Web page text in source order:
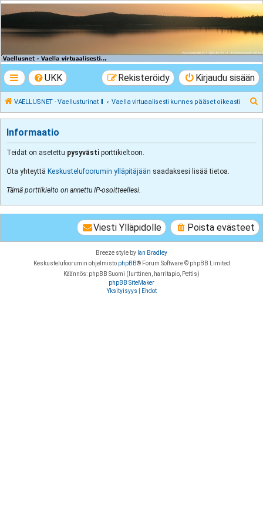
VAELLUSNET -
Vaellusturinat II
UKK Kirjaudu sisään
Rekisteröidy
VAELLUSNET - Vaellusturinat II Vaella virtuaalisesti kunnes pääset oikeasti
Informaatio
Teidät on asetettu pysyvästi porttikieltoon.
Ota yhteyttä Keskustelufoorumin ylläpitäjään saadaksesi lisää tietoa.
Tämä porttikielto on annettu IP-osoitteellesi.
Poista evästeet
Viesti Ylläpidolle
Breeze style by Ian Bradley
Keskustelufoorumin ohjelmisto phpBB® Forum Software © phpBB Limited
Käännös: phpBB Suomi (lurttinen, harritapio, Pettis)
phpBB SiteMaker
Yksityisyys
Ehdot